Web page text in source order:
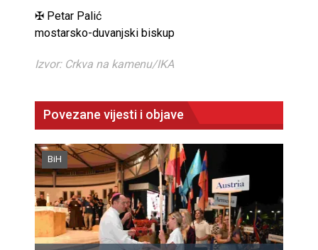
✠ Petar Palić
mostarsko-duvanjski biskup
Izvor: Crkva na kamenu/IKA
Povezane vijesti i objave
BiH